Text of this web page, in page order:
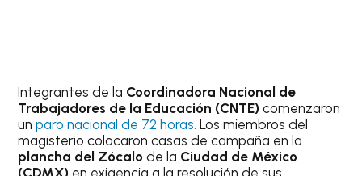
Integrantes de la Coordinadora Nacional de
Trabajadores de la Educación (CNTE) comenzaron
unparo nacional de 72 horas.Los miembros del
magisterio colocaron casas de campaña en la
plancha del Zócalode la Ciudad de México
(CDMX) en exigencia a la resolución de sus